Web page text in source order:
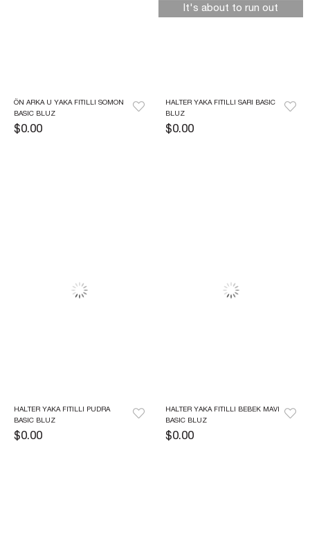
ÖN ARKA U YAKA FITILLI SOMON
BASIC BLUZ
$0.00
HALTER YAKA FITILLI SARI BASIC
BLUZ
$0.00
It's about to run out
HALTER YAKA FITILLI PUDRA
BASIC BLUZ
$0.00
HALTER YAKA FITILLI BEBEK MAVI
BASIC BLUZ
$0.00